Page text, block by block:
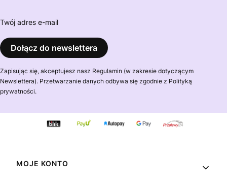
Twój adres e-mail
Dołącz do newslettera
Zapisując się, akceptujesz nasz Regulamin (w zakresie dotyczącym
Newslettera). Przetwarzanie danych odbywa się zgodnie z Polityką
prywatności.
Linki w stopce
MOJE KONTO